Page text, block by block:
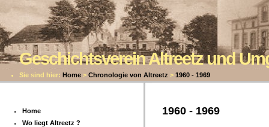
Geschichtsverein Altreetz und
Sie sind hier: Home > Chronologie von Altreetz > 1960 - 1969
Home
Wo liegt Altreetz ?
1960 - 1969